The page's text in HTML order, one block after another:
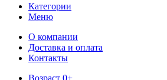
Категории
Меню
О компании
Доставка и оплата
Контакты
Возраст 0+